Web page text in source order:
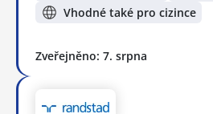
Vhodné také pro cizince
Zveřejněno: 7. srpna